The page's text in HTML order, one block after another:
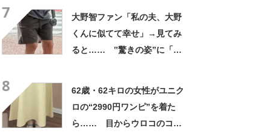
7
大野智ファン「私の夫、大野
くんに似てて幸せ」→見てみ
ると…… ‟驚きの姿”に「最
8
62歳・62キロの女性がユニク
ロの“2990円ワンピ”を着た
ら…… 目からウロコのコー